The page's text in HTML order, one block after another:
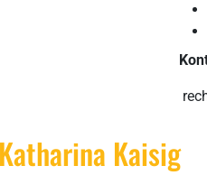
Katharina Kaisig